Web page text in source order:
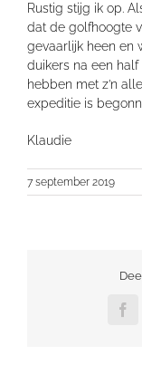
Rustig stijg ik op.
dat de golfhoogte
gevaarlijk heen en
duikers na een
hebben met z’n
expeditie is
Klaudie
7 september 2019